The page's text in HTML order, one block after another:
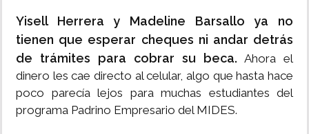
Yisell Herrera y Madeline Barsallo ya no
tienen que esperar cheques ni andar detrás
de trámites para cobrar su beca. Ahora el
dinero les cae directo al celular, algo que hasta hace
poco parecía lejos para muchas estudiantes del
programa Padrino Empresario del MIDES.